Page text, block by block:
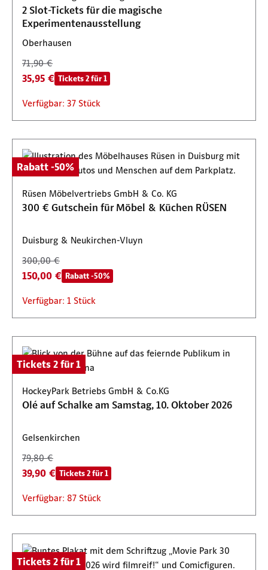
2 Slot-Tickets für die magische
Experimentenausstellung
Oberhausen
71,90 €
35,95 € Tickets 2 für 1
Verfügbar: 37 Stück
Rabatt -50%
Rüsen Möbelvertriebs GmbH & Co. KG
300 € Gutschein für Möbel & Küchen RÜSEN
Duisburg & Neukirchen-Vluyn
300,00 €
150,00 € Rabatt -50%
Verfügbar: 1 Stück
Tickets 2 für 1
HockeyPark Betriebs GmbH & Co.KG
Olé auf Schalke am Samstag, 10. Oktober 2026
Gelsenkirchen
79,80 €
39,90 € Tickets 2 für 1
Verfügbar: 87 Stück
Tickets 2 für 1